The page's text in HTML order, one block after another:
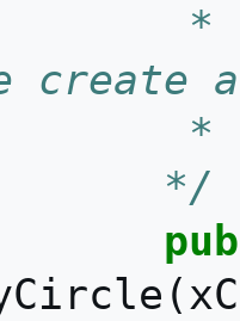
create
		 *
		*/
(